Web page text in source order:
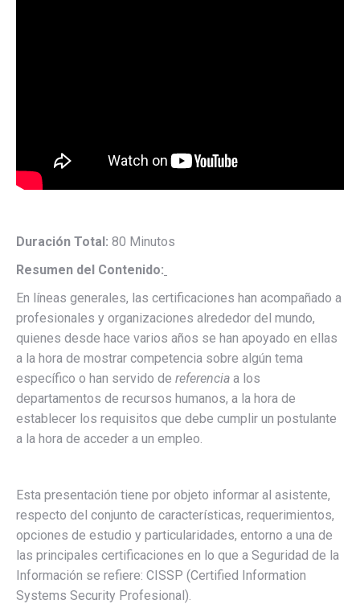
Duración Total: 80 Minutos
Resumen del Contenido:
En líneas generales, las certificaciones han acompañado a
profesionales y organizaciones alrededor del mundo,
quienes desde hace varios años se han apoyado en ellas
a la hora de mostrar competencia sobre algún tema
específico o han servido de referencia a los
departamentos de recursos humanos, a la hora de
establecer los requisitos que debe cumplir un postulante
a la hora de acceder a un empleo.
Esta presentación tiene por objeto informar al asistente,
respecto del conjunto de características, requerimientos,
opciones de estudio y particularidades, entorno a una de
las principales certificaciones en lo que a Seguridad de la
Información se refiere: CISSP (Certified Information
Systems Security Profesional).